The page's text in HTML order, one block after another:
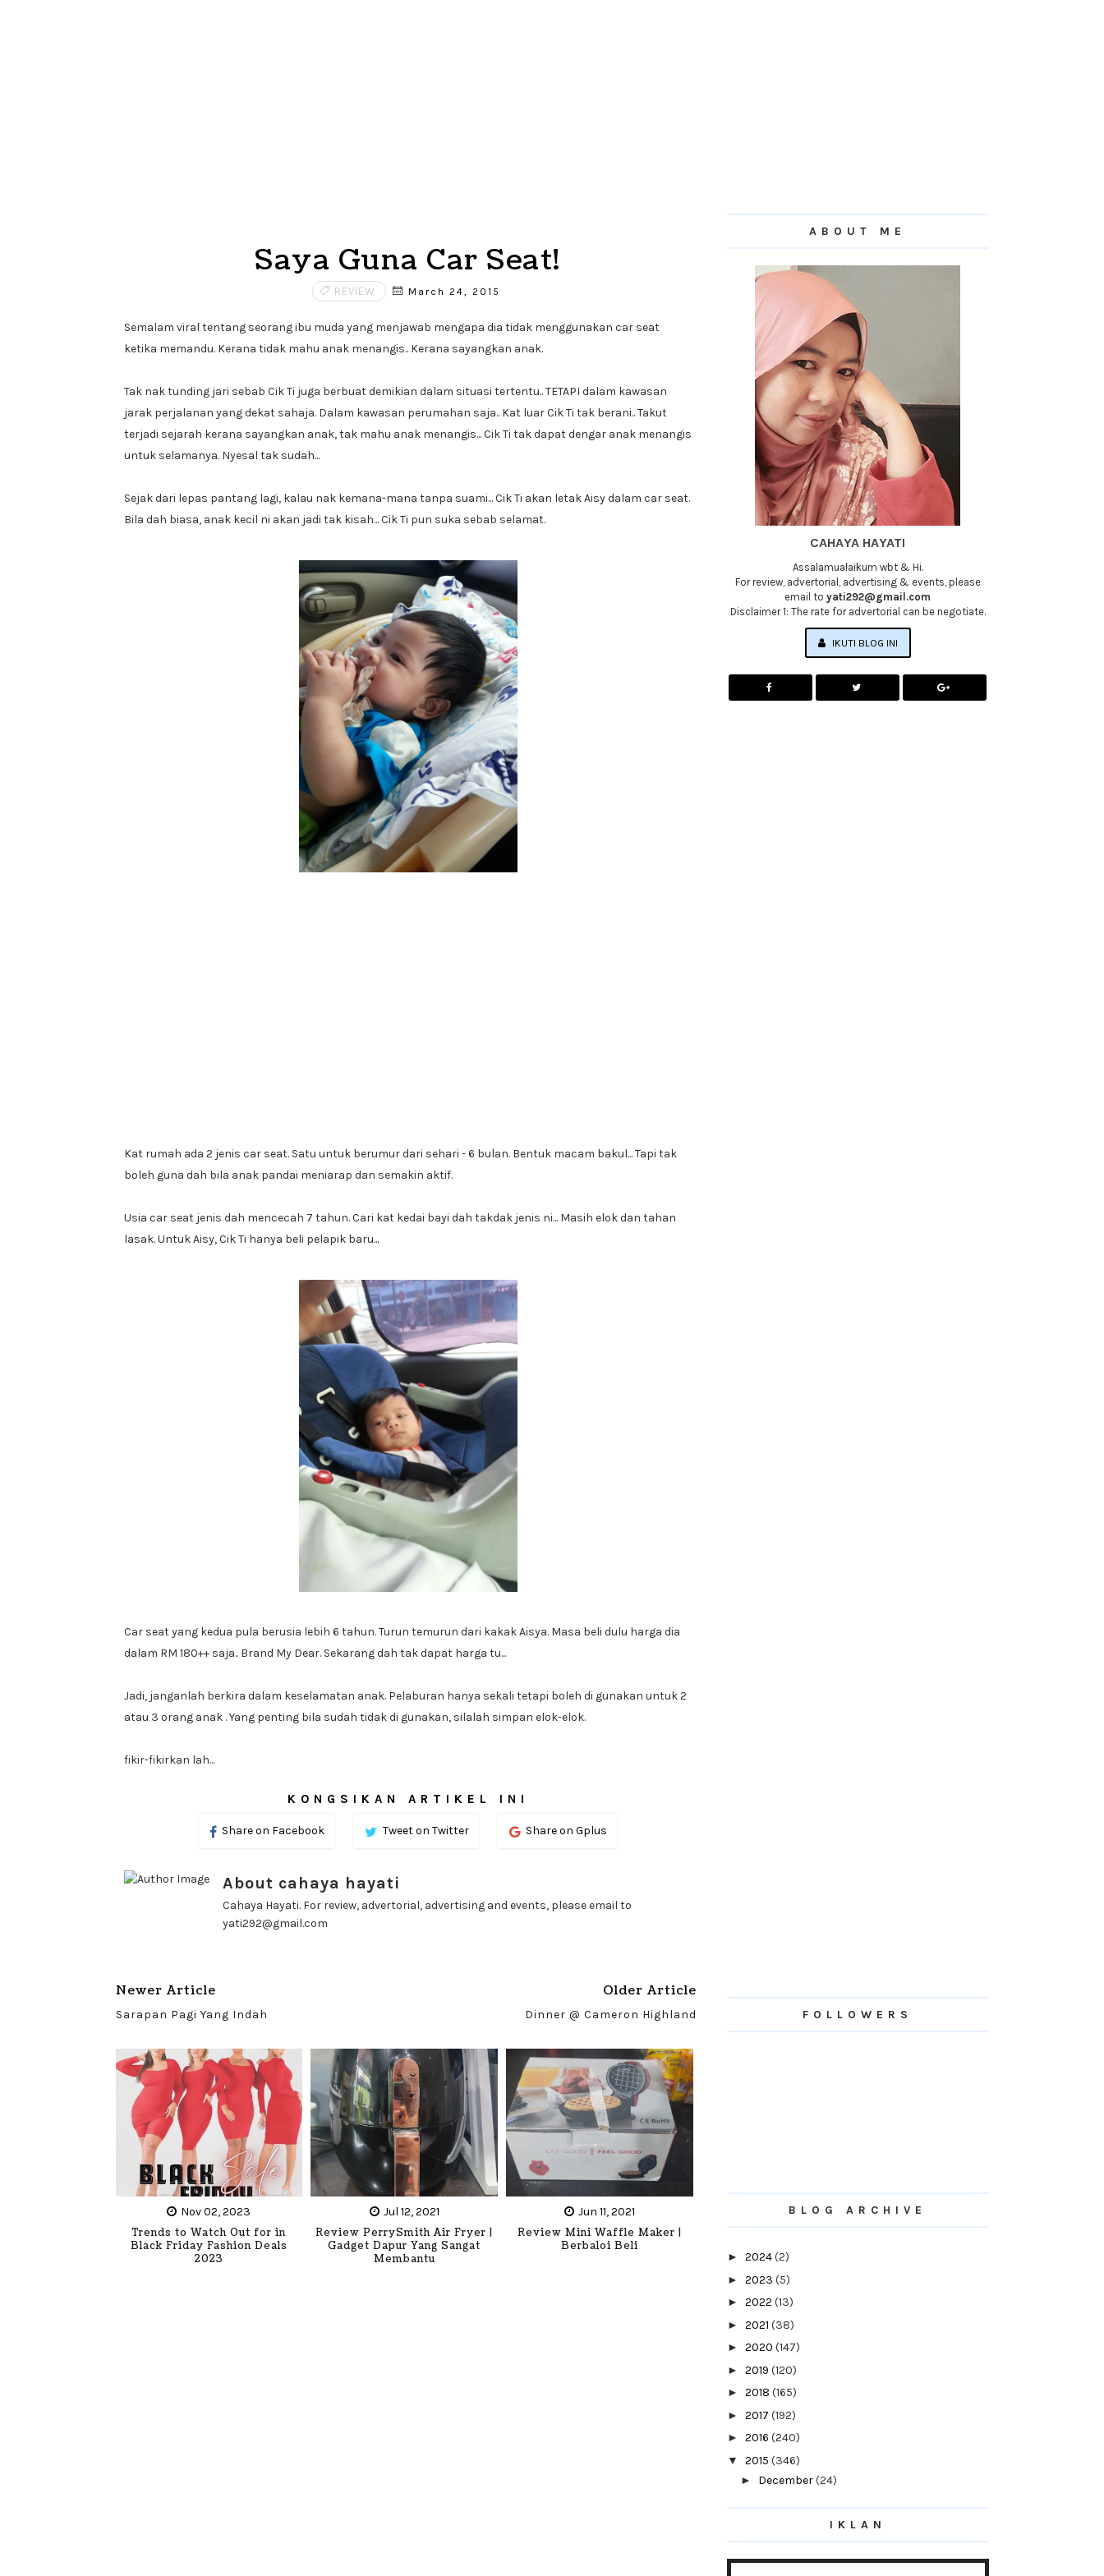
Saya Guna Car Seat!
REVIEW March 24, 2015
Semalam viral tentang seorang ibu muda yang menjawab mengapa dia tidak menggunakan car seat
ketika memandu. Kerana tidak mahu anak menangis.. Kerana sayangkan anak.
Tak nak tunding jari sebab Cik Ti juga berbuat demikian dalam situasi tertentu.. TETAPI dalam kawasan
jarak perjalanan yang dekat sahaja. Dalam kawasan perumahan saja.. Kat luar Cik Ti tak berani.. Takut
terjadi sejarah kerana sayangkan anak, tak mahu anak menangis... Cik Ti tak dapat dengar anak menangis
untuk selamanya. Nyesal tak sudah...
Sejak dari lepas pantang lagi, kalau nak kemana-mana tanpa suami... Cik Ti akan letak Aisy dalam car seat.
Bila dah biasa, anak kecil ni akan jadi tak kisah... Cik Ti pun suka sebab selamat.
Kat rumah ada 2 jenis car seat. Satu untuk berumur dari sehari - 6 bulan. Bentuk macam bakul... Tapi tak
boleh guna dah bila anak pandai meniarap dan semakin aktif.
Usia car seat jenis dah mencecah 7 tahun. Cari kat kedai bayi dah takdak jenis ni... Masih elok dan tahan
lasak. Untuk Aisy, Cik Ti hanya beli pelapik baru...
Car seat yang kedua pula berusia lebih 6 tahun. Turun temurun dari kakak Aisya. Masa beli dulu harga dia
dalam RM 180++ saja.. Brand My Dear. Sekarang dah tak dapat harga tu...
Jadi, janganlah berkira dalam keselamatan anak. Pelaburan hanya sekali tetapi boleh di gunakan untuk 2
atau 3 orang anak . Yang penting bila sudah tidak di gunakan, silalah simpan elok-elok.
fikir-fikirkan lah...
KONGSIKAN ARTIKEL INI
Share on Facebook Tweet on Twitter Share on Gplus
About cahaya hayati
Cahaya Hayati. For review, advertorial, advertising and events, please email to
yati292@gmail.com
Newer Article
Sarapan Pagi Yang Indah
Older Article
Dinner @ Cameron Highland
Nov 02, 2023
Trends to Watch Out for in
Black Friday Fashion Deals
2023
Jul 12, 2021
Review PerrySmith Air Fryer |
Gadget Dapur Yang Sangat
Membantu
Jun 11, 2021
Review Mini Waffle Maker |
Berbaloi Beli
ABOUT ME
CAHAYA HAYATI
Assalamualaikum wbt & Hi.
For review, advertorial, advertising & events, please
email toyati292@gmail.com
Disclaimer 1: The rate for advertorial can be negotiate.
IKUTI BLOG INI
FOLLOWERS
BLOG ARCHIVE
► 2024(2)
► 2023 (5)
► 2022 (13)
► 2021 (38)
► 2020 (147)
► 2019 (120)
► 2018 (165)
► 2017 (192)
► 2016 (240)
▼ 2015 (346)
► December(24)
IKLAN